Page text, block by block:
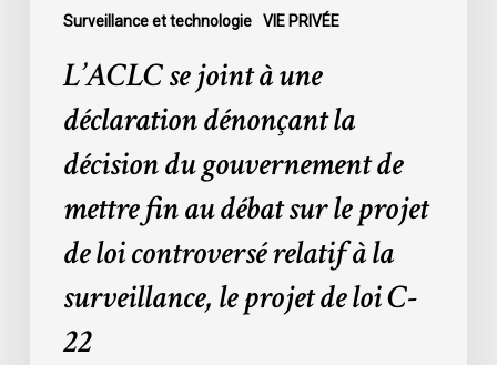
Surveillance et technologie VIE PRIVÉE
mettre
relatif
L’ACLC se joint à une
déclaration dénonçant la
décision du gouvernement de
mettre fin au débat sur le projet
de loi controversé relatif à la
surveillance, le projet de loi C-
22